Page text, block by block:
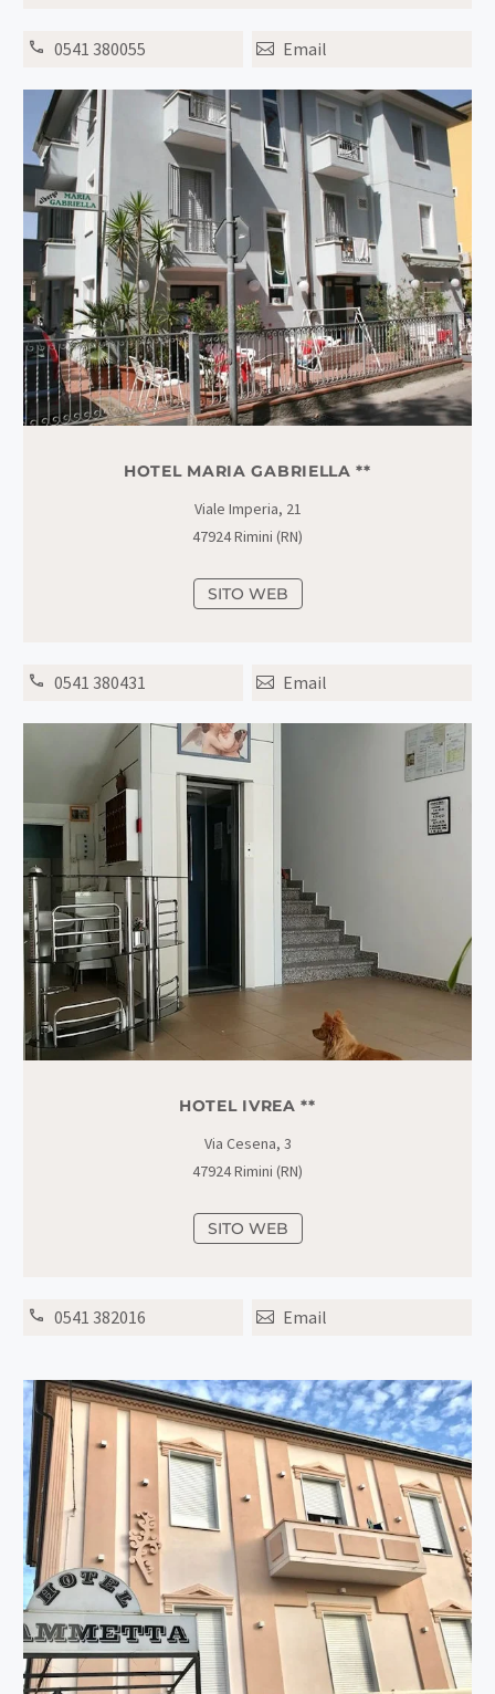
0541 380055 Email
HOTEL MARIA GABRIELLA **
Viale Imperia, 21
47924 Rimini (RN)
SITO WEB
0541 380431 Email
HOTEL IVREA **
Via Cesena, 3
47924 Rimini (RN)
SITO WEB
0541 382016 Email